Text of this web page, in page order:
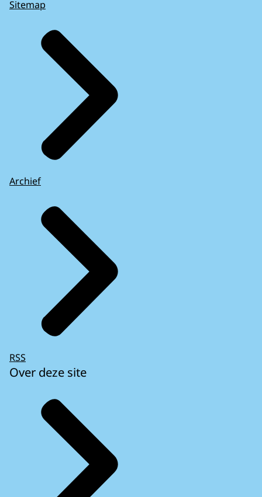
Sitemap
Archief
RSS
Over deze site